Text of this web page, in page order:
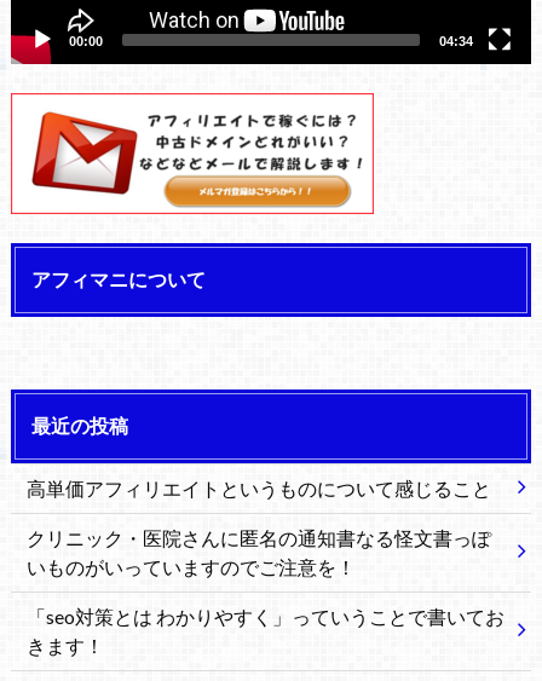
00:00 04:34
アフィマニについて
最近の投稿
高単価アフィリエイトというものについて感じること
クリニック・医院さんに匿名の通知書なる怪文書っぽ
いものがいっていますのでご注意を！
「seo対策とは わかりやすく」っていうことで書いてお
きます！